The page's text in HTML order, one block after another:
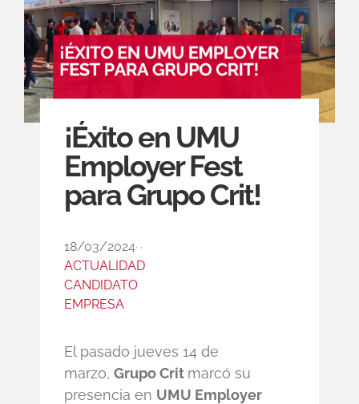
¡Éxito en UMU
Employer Fest
para Grupo Crit!
18/03/2024
ACTUALIDAD
,
CANDIDATO
,
EMPRESA
El pasado jueves 14 de
marzo, Grupo Crit marcó su
presencia en UMU Employer